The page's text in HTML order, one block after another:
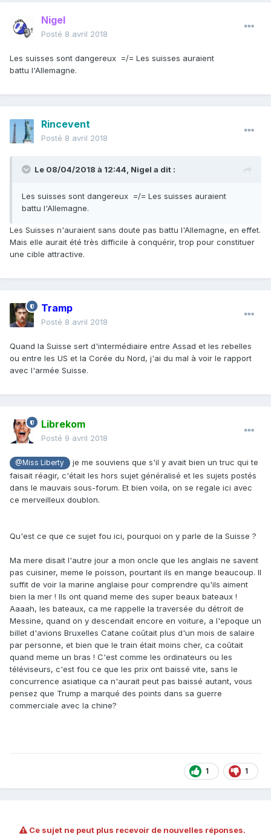
Nigel
Posté 8 avril 2018
Les suisses sont dangereux =/= Les suisses auraient
battu l'Allemagne.
Rincevent
Posté 8 avril 2018
Le 08/04/2018 à 12:44, Nigel a dit :
Les suisses sont dangereux =/= Les suisses auraient
battu l'Allemagne.
Les Suisses n'auraient sans doute pas battu l'Allemagne, en effet.
Mais elle aurait été très difficile à conquérir, trop pour constituer
une cible attractive.
Tramp
Posté 8 avril 2018
Quand la Suisse sert d'intermédiaire entre Assad et les rebelles
ou entre les US et la Corée du Nord, j'ai du mal à voir le rapport
avec l'armée Suisse.
Librekom
Posté 9 avril 2018
@Miss Liberty
je me souviens que s'il y avait bien un truc qui te
faisait réagir, c'était les hors sujet généralisé et les sujets postés
dans le mauvais sous-forum. Et bien voila, on se regale ici avec
ce merveilleux doublon.
Qu'est ce que ce sujet fou ici, pourquoi on y parle de la Suisse ?
Ma mere disait l'autre jour a mon oncle que les anglais ne savent
pas cuisiner, meme le poisson, pourtant ils en mange beaucoup. Il
suffit de voir la marine anglaise pour comprendre qu'ils aiment
bien la mer ! Ils ont quand meme des super beaux bateaux !
Aaaah, les bateaux, ca me rappelle la traversée du détroit de
Messine, quand on y descendait encore en voiture, a l'epoque un
billet d'avions Bruxelles Catane coûtait plus d'un mois de salaire
par personne, et bien que le train était moins cher, ca coûtait
quand meme un bras ! C'est comme les ordinateurs ou les
téléviseurs, c'est fou ce que les prix ont baissé vite, sans le
concurrence asiatique ca n'aurait peut pas baissé autant, vous
pensez que Trump a marqué des points dans sa guerre
commerciale avec la chine?
1 1
Ce sujet ne peut plus recevoir de nouvelles réponses.